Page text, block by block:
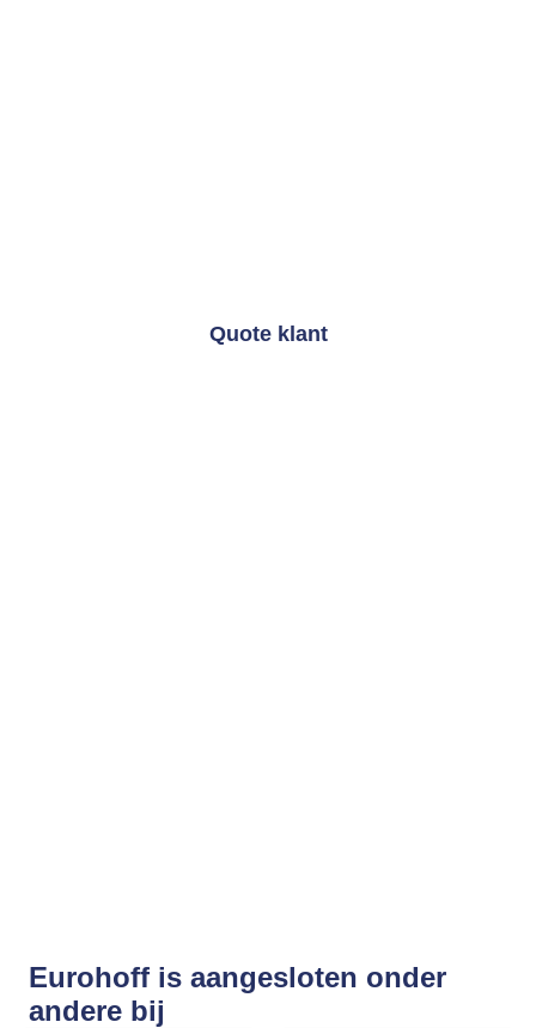
Quote klant
Eurohoff is aangesloten onder
andere bij